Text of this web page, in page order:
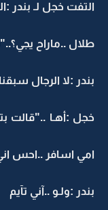
التفت خجل لـ بندر
طلال ..ماراح
بندر :لا الرجال
خجل :أهـا .."قالت
امي اسافر ..احس
بندر :ولـو ..آني تآيم